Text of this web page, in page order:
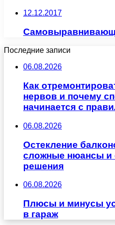
12.12.2017
Последние записи
06.08.2026
Как
нервов и почему
начинается с
06.08.2026
Остекление
сложные нюансы и
решения
06.08.2026
Плюсы и минусы
в гараж